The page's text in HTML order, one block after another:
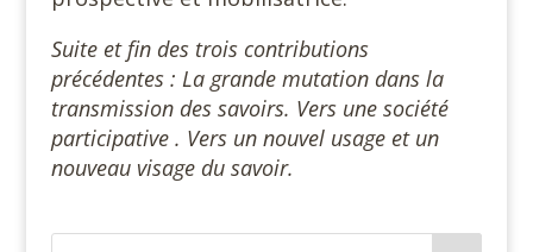
Suite et fin des trois contributions
précédentes : La grande mutation dans la
transmission des savoirs. Vers une société
participative . Vers un nouvel usage et un
nouveau visage du savoir.